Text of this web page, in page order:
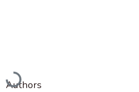
Loading...
Authors